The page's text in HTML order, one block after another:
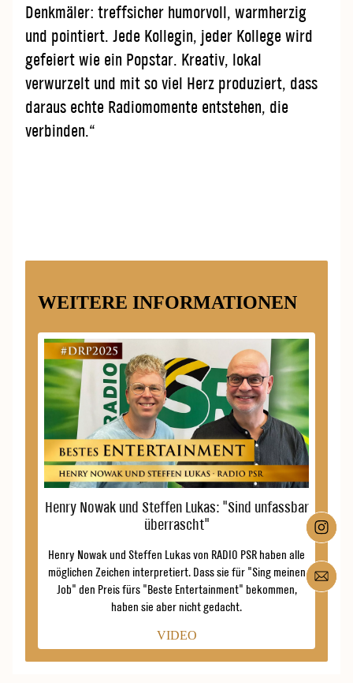
Denkmäler: treffsicher humorvoll, warmherzig
und pointiert. Jede Kollegin, jeder Kollege wird
gefeiert wie ein Popstar. Kreativ, lokal
verwurzelt und mit so viel Herz produziert, dass
daraus echte Radiomomente entstehen, die
verbinden.“
WEITERE INFORMATIONEN
Henry Nowak und Steffen Lukas: "Sind unfassbar
überrascht"
Henry Nowak und Steffen Lukas von RADIO PSR haben alle
möglichen Zeichen interpretiert. Dass sie für "Sing meinen
Job" den Preis fürs "Beste Entertainment" bekommen,
haben sie aber nicht gedacht.
VIDEO